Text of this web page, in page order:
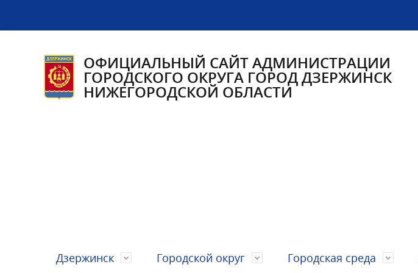
ОФИЦИАЛЬНЫЙ САЙТ АДМИНИСТРАЦИИ
ГОРОДСКОГО ОКРУГА ГОРОД ДЗЕРЖИНСК
НИЖЕГОРОДСКОЙ ОБЛАСТИ
Дзержинск Городской округ Городская среда